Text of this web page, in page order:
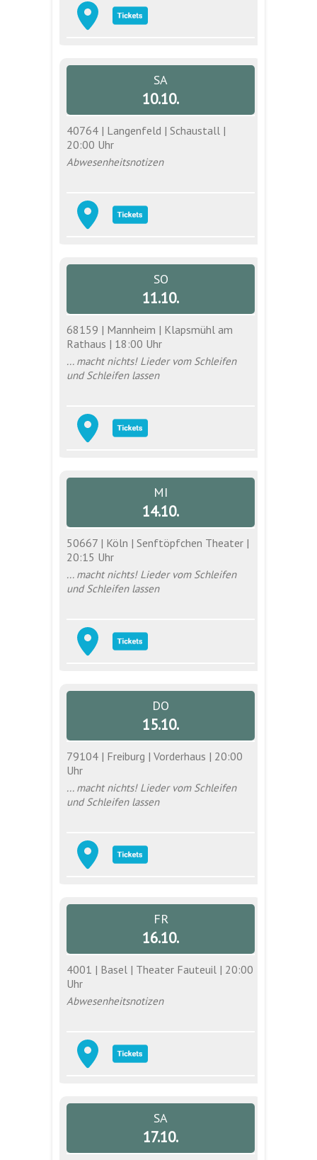
SA
10.10.
40764 | Langenfeld | Schaustall |
20:00 Uhr
Abwesenheitsnotizen
SO
11.10.
68159 | Mannheim | Klapsmühl am
Rathaus | 18:00 Uhr
... macht nichts! Lieder vom Schleifen
und Schleifen lassen
MI
14.10.
50667 | Köln | Senftöpfchen Theater |
20:15 Uhr
... macht nichts! Lieder vom Schleifen
und Schleifen lassen
DO
15.10.
79104 | Freiburg | Vorderhaus | 20:00
Uhr
... macht nichts! Lieder vom Schleifen
und Schleifen lassen
FR
16.10.
4001 | Basel | Theater Fauteuil | 20:00
Uhr
Abwesenheitsnotizen
SA
17.10.